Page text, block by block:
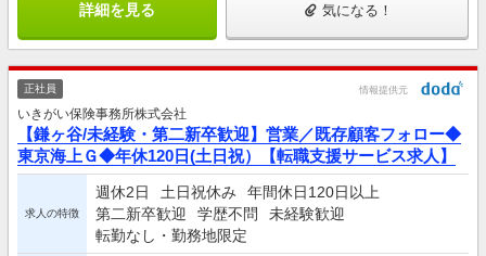
詳細を見る 気になる！
正社員 情報提供元
いきがい保険事務所株式会社
【鎌ヶ谷/未経験・第二新卒歓迎】営業／既存顧客フォロー◆
東京海上Ｇ◆年休120日(土日祝）【転職支援サービス求人】
求人の特徴
週休2日 土日祝休み
年間休日120日以上
第二新卒歓迎
学歴不問
未経験歓迎
転勤なし・勤務地限定